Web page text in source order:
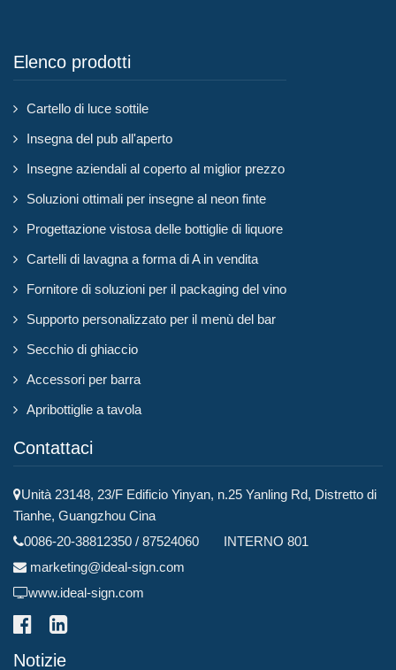
Elenco prodotti
Cartello di luce sottile
Insegna del pub all'aperto
Insegne aziendali al coperto al miglior prezzo
Soluzioni ottimali per insegne al neon finte
Progettazione vistosa delle bottiglie di liquore
Cartelli di lavagna a forma di A in vendita
Fornitore di soluzioni per il packaging del vino
Supporto personalizzato per il menù del bar
Secchio di ghiaccio
Accessori per barra
Apribottiglie a tavola
Contattaci
Unità 23148, 23/F Edificio Yinyan, n.25 Yanling Rd, Distretto di
Tianhe, Guangzhou Cina
0086-20-38812350 / 87524060 INTERNO 801
marketing@ideal-sign.com
www.ideal-sign.com
Notizie